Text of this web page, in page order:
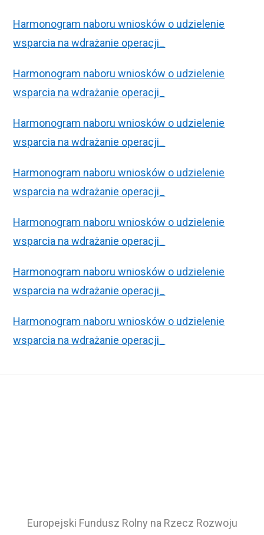
Harmonogram naboru wniosków o udzielenie
wsparcia na wdrażanie operacji_
Harmonogram naboru wniosków o udzielenie
wsparcia na wdrażanie operacji_
Harmonogram naboru wniosków o udzielenie
wsparcia na wdrażanie operacji_
Harmonogram naboru wniosków o udzielenie
wsparcia na wdrażanie operacji_
Harmonogram naboru wniosków o udzielenie
wsparcia na wdrażanie operacji_
Harmonogram naboru wniosków o udzielenie
wsparcia na wdrażanie operacji_
Harmonogram naboru wniosków o udzielenie
wsparcia na wdrażanie operacji_
Europejski Fundusz Rolny na Rzecz Rozwoju